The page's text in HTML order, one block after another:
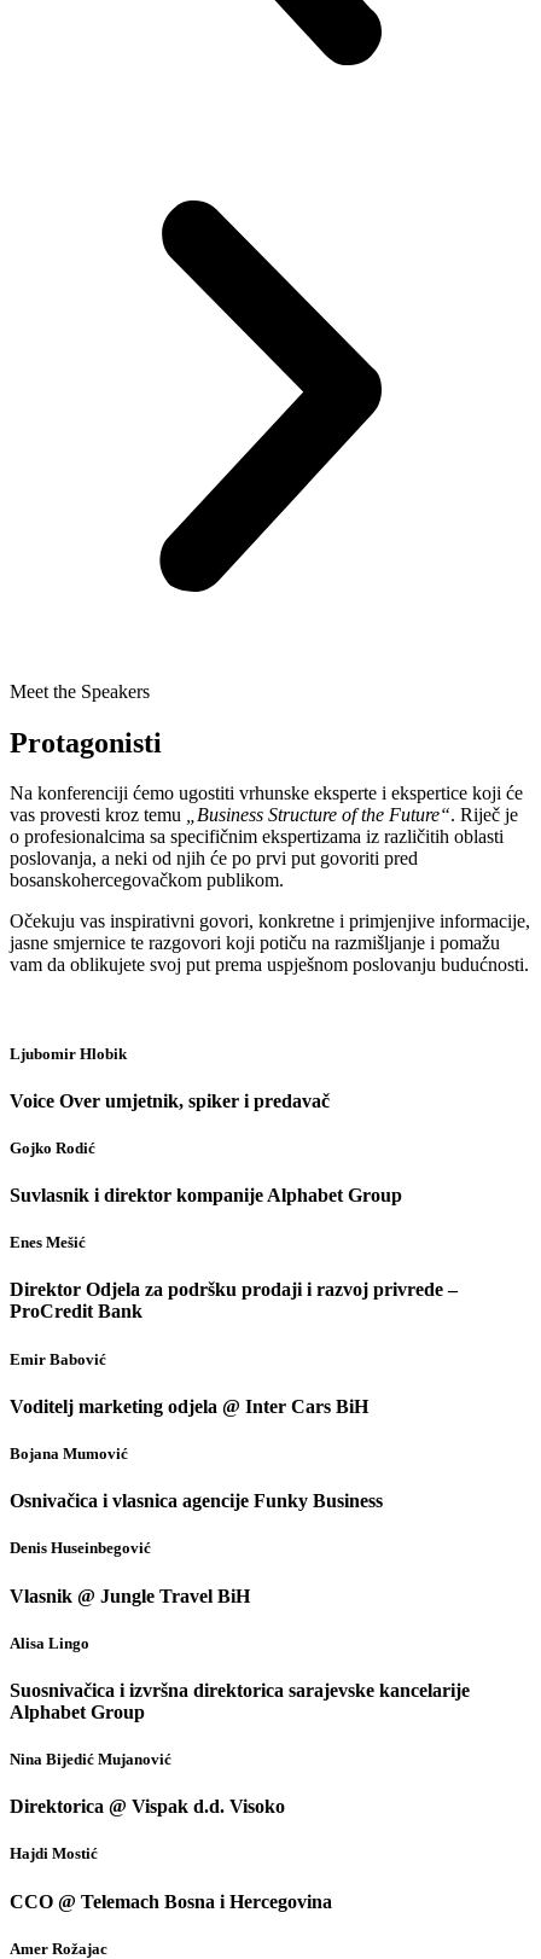
Meet the Speakers
Protagonisti
Na konferenciji ćemo ugostiti vrhunske eksperte i ekspertice koji će
vas provesti kroz temu „Business Structure of the Future“. Riječ je
o profesionalcima sa specifičnim ekspertizama iz različitih oblasti
poslovanja, a neki od njih će po prvi put govoriti pred
bosanskohercegovačkom publikom.
Očekuju vas inspirativni govori, konkretne i primjenjive informacije,
jasne smjernice te razgovori koji potiču na razmišljanje i pomažu
vam da oblikujete svoj put prema uspješnom poslovanju budućnosti.
Ljubomir Hlobik
Voice Over umjetnik, spiker i predavač
Gojko Rodić
Suvlasnik i direktor kompanije Alphabet Group
Enes Mešić
Direktor Odjela za podršku prodaji i razvoj privrede –
ProCredit Bank
Emir Babović
Voditelj marketing odjela @ Inter Cars BiH
Bojana Mumović
Osnivačica i vlasnica agencije Funky Business
Denis Huseinbegović
Vlasnik @ Jungle Travel BiH
Alisa Lingo
Suosnivačica i izvršna direktorica sarajevske kancelarije
Alphabet Group
Nina Bijedić Mujanović
Direktorica @ Vispak d.d. Visoko
Hajdi Mostić
CCO @ Telemach Bosna i Hercegovina
Amer Rožajac